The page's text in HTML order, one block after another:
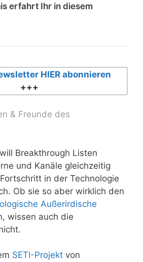
erfahrt Ihr in diesem
HIER abonnieren
+++
& Freunde des
Breakthrough Listen
und Kanäle gleichzeitig
in der Technologie
Ob sie so aber wirklich den
Außerirdische
wissen auch die
SETI-Projekt von